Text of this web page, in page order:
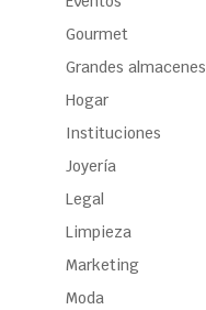
Gourmet
Grandes almacenes
Hogar
Instituciones
Joyería
Legal
Limpieza
Marketing
Moda